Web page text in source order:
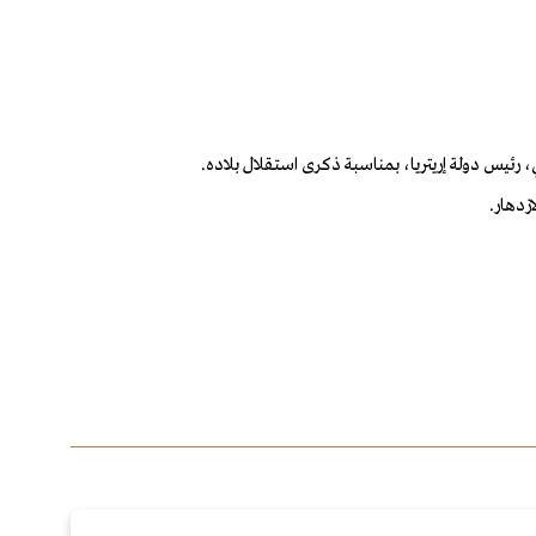
دولة إريتريا، بمناسبة ذكرى استقلال بلاده.